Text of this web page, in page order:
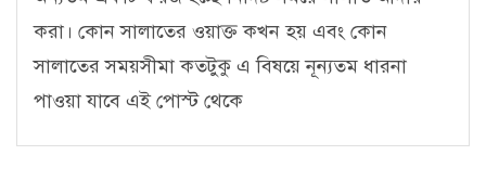
করা। কোন সালাতের ওয়াক্ত কখন হয় এবং কোন
সালাতের সময়সীমা কতটুকু এ বিষয়ে নূন্যতম ধারনা
পাওয়া যাবে এই পোস্ট থেকে